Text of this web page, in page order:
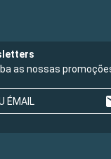
as nossas
ÉMAIL